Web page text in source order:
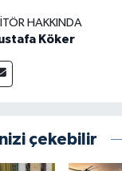
HAKKINDA
Köker
çekebilir